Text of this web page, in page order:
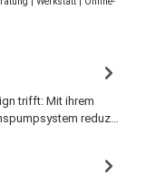
trifft: Mit ihrem
reduz…